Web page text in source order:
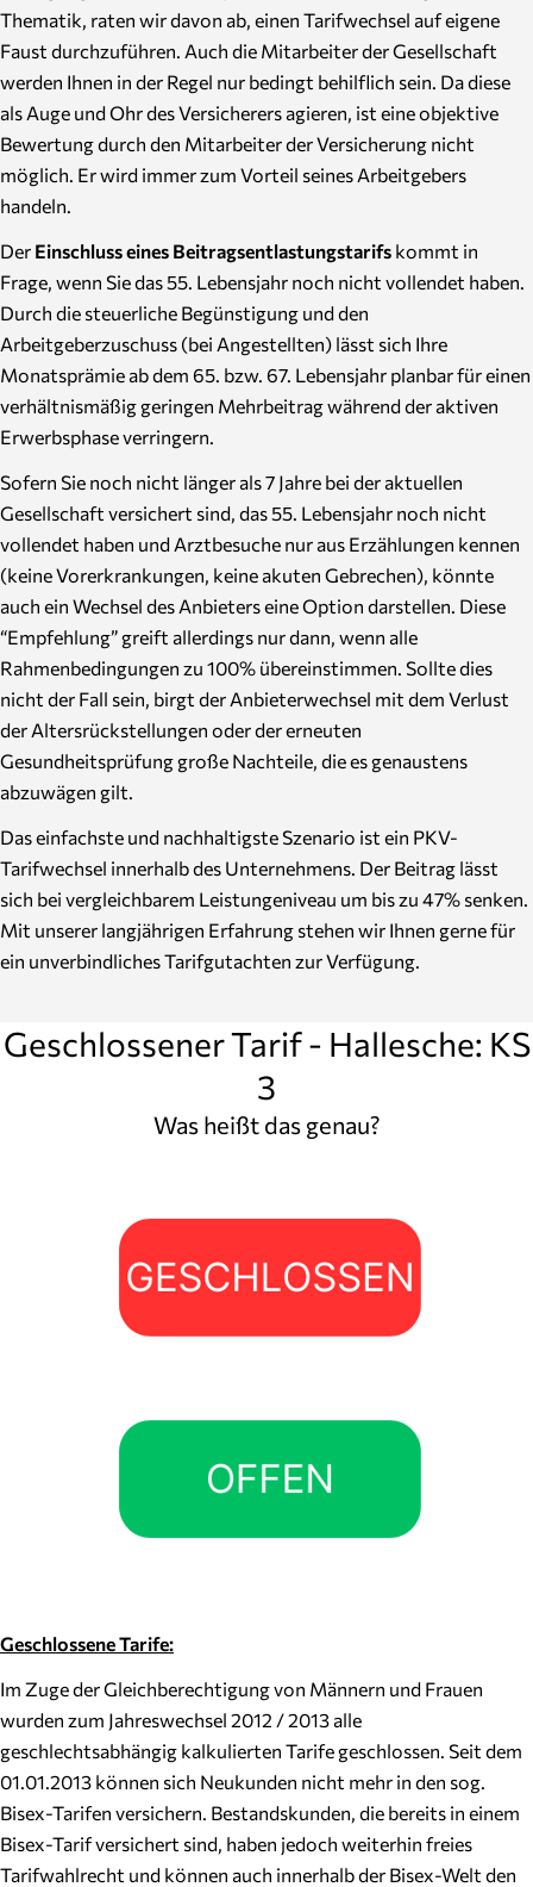
Thematik, raten wir davon ab, einen Tarifwechsel auf eigene
Faust durchzuführen. Auch die Mitarbeiter der Gesellschaft
werden Ihnen in der Regel nur bedingt behilflich sein. Da diese
als Auge und Ohr des Versicherers agieren, ist eine objektive
Bewertung durch den Mitarbeiter der Versicherung nicht
möglich. Er wird immer zum Vorteil seines Arbeitgebers
handeln.
Der Einschluss eines Beitragsentlastungstarifs kommt in
Frage, wenn Sie das 55. Lebensjahr noch nicht vollendet haben.
Durch die steuerliche Begünstigung und den
Arbeitgeberzuschuss (bei Angestellten) lässt sich Ihre
Monatsprämie ab dem 65. bzw. 67. Lebensjahr planbar für einen
verhältnismäßig geringen Mehrbeitrag während der aktiven
Erwerbsphase verringern.
Sofern Sie noch nicht länger als 7 Jahre bei der aktuellen
Gesellschaft versichert sind, das 55. Lebensjahr noch nicht
vollendet haben und Arztbesuche nur aus Erzählungen kennen
(keine Vorerkrankungen, keine akuten Gebrechen), könnte
auch ein Wechsel des Anbieters eine Option darstellen. Diese
“Empfehlung” greift allerdings nur dann, wenn alle
Rahmenbedingungen zu 100% übereinstimmen. Sollte dies
nicht der Fall sein, birgt der Anbieterwechsel mit dem Verlust
der Altersrückstellungen oder der erneuten
Gesundheitsprüfung große Nachteile, die es genaustens
abzuwägen gilt.
Das einfachste und nachhaltigste Szenario ist ein PKV-
Tarifwechsel innerhalb des Unternehmens. Der Beitrag lässt
sich bei vergleichbarem Leistungeniveau um bis zu 47% senken.
Mit unserer langjährigen Erfahrung stehen wir Ihnen gerne für
ein unverbindliches Tarifgutachten zur Verfügung.
Geschlossener Tarif - Hallesche: KS
3
Was heißt das genau?
Geschlossene Tarife:
Im Zuge der Gleichberechtigung von Männern und Frauen
wurden zum Jahreswechsel 2012 / 2013 alle
geschlechtsabhängig kalkulierten Tarife geschlossen. Seit dem
01.01.2013 können sich Neukunden nicht mehr in den sog.
Bisex-Tarifen versichern. Bestandskunden, die bereits in einem
Bisex-Tarif versichert sind, haben jedoch weiterhin freies
Tarifwahlrecht und können auch innerhalb der Bisex-Welt den